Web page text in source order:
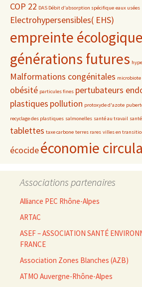
COP 22 DAS Débit d'absorption spécifique eaux usées
Electrohypersensibles( EHS)
empreinte écologique
générations futures
Malformations congénitales
obésité particules fines pertubateurs
plastiques pollution protoxyde d'azote
recyclage des plastiques salmonelles santé au travail
tablettes taxe carbone terres rares villes en
écocideéconomie
Associations partenaires
Alliance PEC Rhône-Alpes
ARTAC
ASEF – ASSOCIATION SANTÉ
FRANCE
Association Zones Blanches (AZB)
ATMO Auvergne-Rhône-Alpes